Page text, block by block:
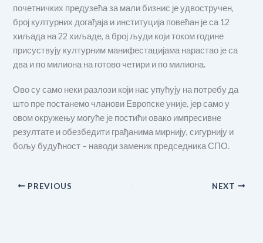
почетничких предузећа за мали бизнис је удвостручен,
број културних догађаја и институција повећан је са 12
хиљада на 22 хиљаде, а број људи који током године
присуствују културним манифестацијама нарастао је са
два и по милиона на готово четири и по милиона.
Ово су само неки разлози који нас упућују на потребу да
што пре постанемо чланови Европске уније, јер само у
овом окружењу могуће је постићи овако импресивне
резултате и обезбедити грађанима мирнију, сигурнију и
бољу будућност – наводи заменик председника СПО.
PREVIOUS NEXT